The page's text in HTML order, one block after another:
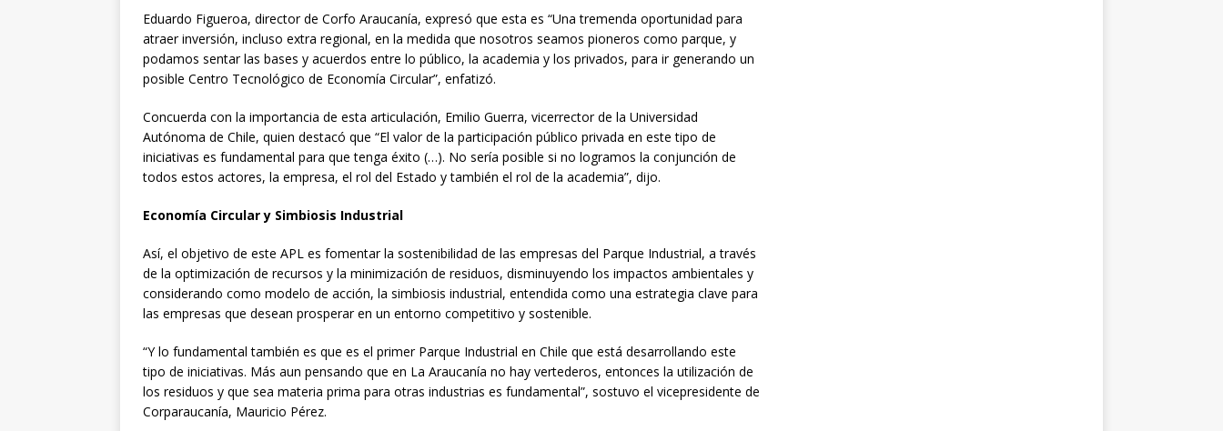
Eduardo Figueroa, director de Corfo Araucanía, expresó que esta es “Una tremenda oportunidad para
atraer inversión, incluso extra regional, en la medida que nosotros seamos pioneros como parque, y
podamos sentar las bases y acuerdos entre lo público, la academia y los privados, para ir generando un
posible Centro Tecnológico de Economía Circular”, enfatizó.
Concuerda con la importancia de esta articulación, Emilio Guerra, vicerrector de la Universidad
Autónoma de Chile, quien destacó que “El valor de la participación público privada en este tipo de
iniciativas es fundamental para que tenga éxito (…). No sería posible si no logramos la conjunción de
todos estos actores, la empresa, el rol del Estado y también el rol de la academia”, dijo.
Economía Circular y Simbiosis Industrial
Así, el objetivo de este APL es fomentar la sostenibilidad de las empresas del Parque Industrial, a través
de la optimización de recursos y la minimización de residuos, disminuyendo los impactos ambientales y
considerando como modelo de acción, la simbiosis industrial, entendida como una estrategia clave para
las empresas que desean prosperar en un entorno competitivo y sostenible.
“Y lo fundamental también es que es el primer Parque Industrial en Chile que está desarrollando este
tipo de iniciativas. Más aun pensando que en La Araucanía no hay vertederos, entonces la utilización de
los residuos y que sea materia prima para otras industrias es fundamental”, sostuvo el vicepresidente de
Corparaucanía, Mauricio Pérez.